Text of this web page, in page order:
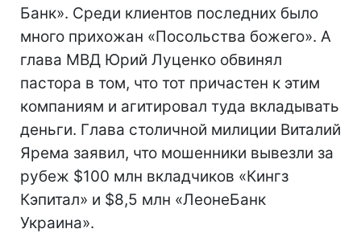
Банк». Среди клиентов последних было
много прихожан «Посольства божего». А
глава МВД Юрий Луценко обвинял
пастора в том, что тот причастен к этим
компаниям и агитировал туда вкладывать
деньги. Глава столичной милиции Виталий
Ярема заявил, что мошенники вывезли за
рубеж $100 млн вкладчиков «Кингз
Кэпитал» и $8,5 млн «ЛеонеБанк
Украина».